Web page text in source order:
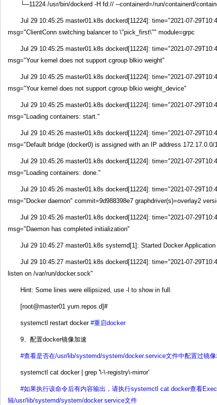
└─11224 /usr/bin/dockerd -H fd:// --containerd=/run/containerd/
Jul 29 10:45:25 master01.k8s dockerd[11224]: time="2021-07-
msg="ClientConn switching balancer to \"pick_first\"" module=grpc
Jul 29 10:45:25 master01.k8s dockerd[11224]: time="2021-07-
msg="Your kernel does not support cgroup blkio weight"
Jul 29 10:45:25 master01.k8s dockerd[11224]: time="2021-07-
msg="Your kernel does not support cgroup blkio weight_device"
Jul 29 10:45:25 master01.k8s dockerd[11224]: time="2021-07-
msg="Loading containers: start."
Jul 29 10:45:26 master01.k8s dockerd[11224]: time="2021-07-
msg="Default bridge (docker0) is assigned with an IP address
Jul 29 10:45:26 master01.k8s dockerd[11224]: time="2021-07-
msg="Loading containers: done."
Jul 29 10:45:26 master01.k8s dockerd[11224]: time="2021-07-
msg="Docker daemon" commit=9d988398e7 graphdriver(s)=overlay2
Jul 29 10:45:26 master01.k8s dockerd[11224]: time="2021-07-
msg="Daemon has completed initialization"
Jul 29 10:45:27 master01.k8s systemd[1]: Started Docker
Jul 29 10:45:27 master01.k8s dockerd[11224]: time="2021-07-
listen on /var/run/docker.sock"
Hint: Some lines were ellipsized, use -l to show in full.
[root@master01 yum.repos.d]#
systemctl restart docker #重启docker
9、配置docker镜像加速
#查看是否在/usr/lib/systemd/system/docker.service文件中配置过镜
systemctl cat docker | grep '\-\-registry\-mirror'
#如果执行该命令后有内容输出，请执行systemctl cat docker查看
辑/usr/lib/systemd/system/docker.service文件